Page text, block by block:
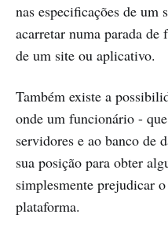
nas especificações de um
acarretar numa parada
de um site ou aplicativo.
Também existe a
onde um funcionário -
servidores e ao banco de
sua posição para obter
simplesmente prejudicar
plataforma.